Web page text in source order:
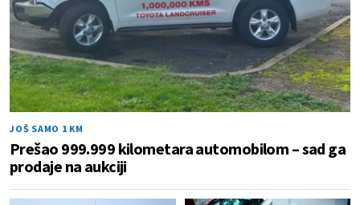
JOŠ SAMO 1 KM
Prešao 999.999 kilometara automobilom – sad ga
prodaje na aukciji